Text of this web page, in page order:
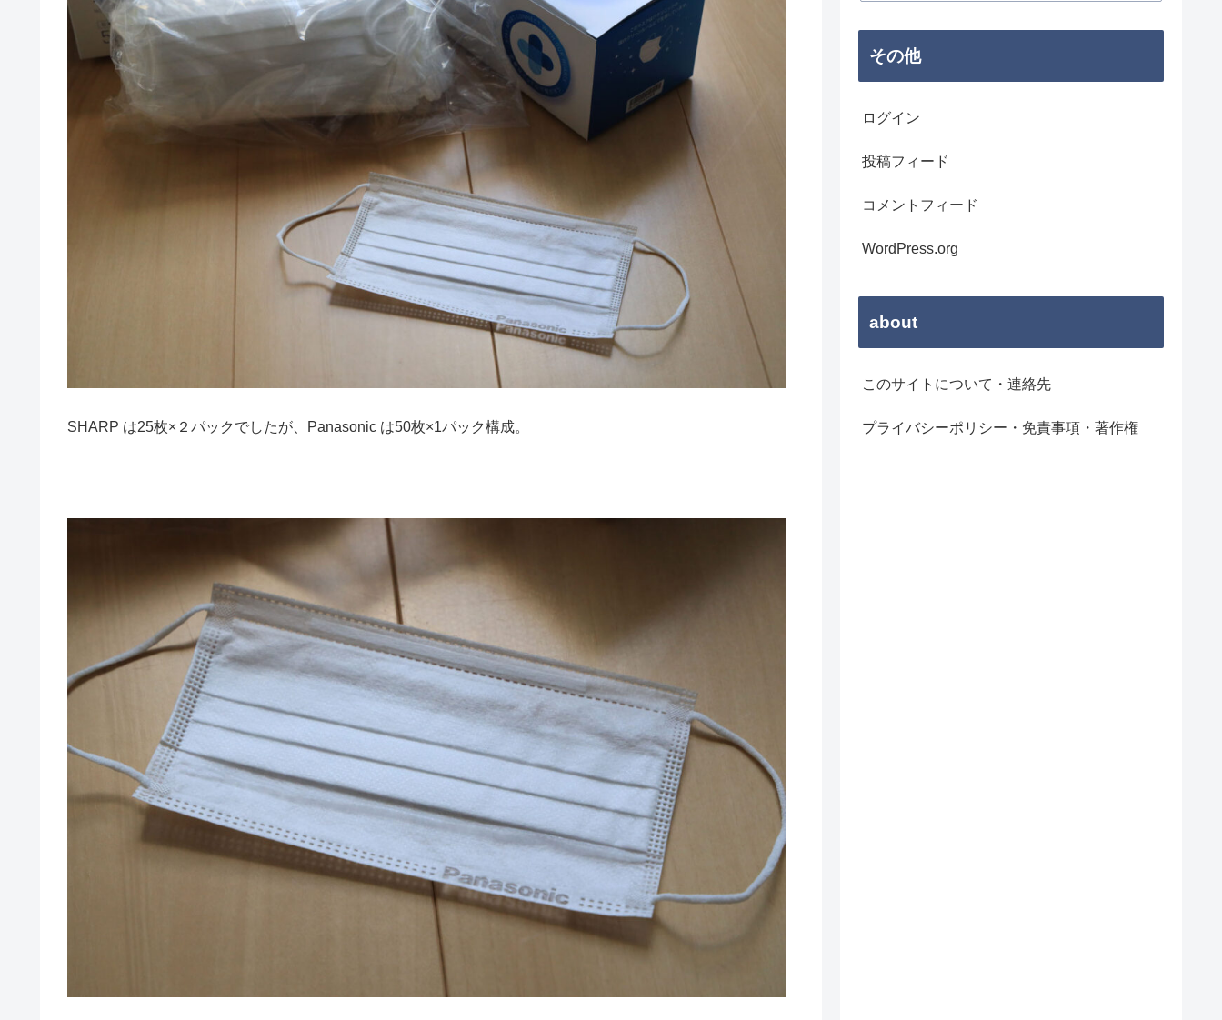
SHARP は25枚×２パックでしたが、Panasonic は50枚×1パック構成。
その他
ログイン
投稿フィード
コメントフィード
WordPress.org
about
このサイトについて・連絡先
プライバシーポリシー・免責事項・著作権